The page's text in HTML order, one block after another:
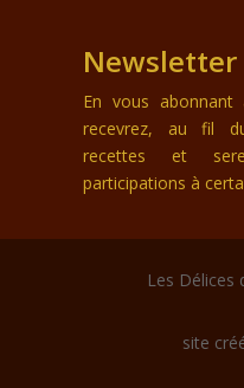
Newsletter
En vous
recevrez, au fil
recettes et
participations à
Les
site